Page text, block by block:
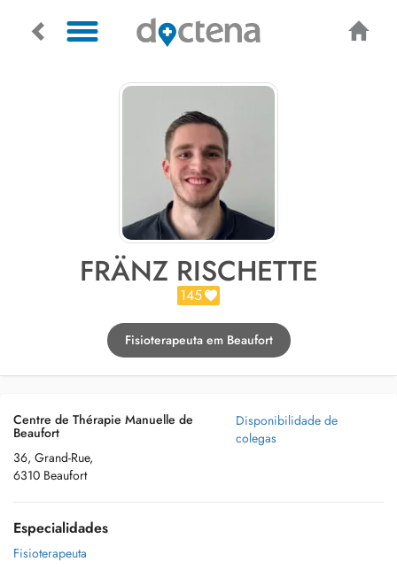
FRÄNZ RISCHETTE
145
Fisioterapeuta em Beaufort
Centre de Thérapie Manuelle de
Beaufort
36, Grand-Rue,
6310 Beaufort
Disponibilidade de
colegas
Especialidades
Fisioterapeuta